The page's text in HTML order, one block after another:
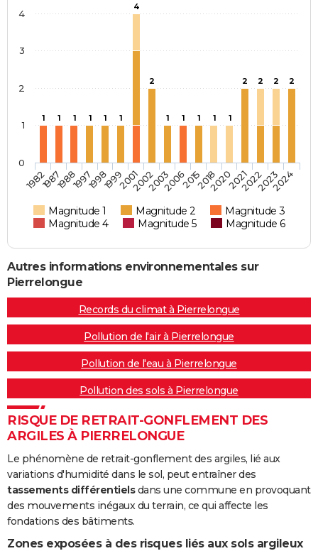
1 1 1 1 1 1
4
2
1 1 1 1 1
2 2 2 2
Magnitude 1 Magnitude 2
Magnitude 3
Magnitude 4
Magnitude 5 Magnitude 6
19821987198819971998199920012002200320062015201820202021202220232024
0
1
2
3
4
Autres informations environnementales sur
Pierrelongue
Records du climat à Pierrelongue
Pollution de l'air à Pierrelongue
Pollution de l'eau à Pierrelongue
Pollution des sols à Pierrelongue
RISQUE DE RETRAIT-GONFLEMENT DES
ARGILES À PIERRELONGUE
Le phénomène de retrait-gonflement des argiles, lié aux
variations d'humidité dans le sol, peut entraîner des
tassements différentielsdans une commune en provoquant
des mouvements inégaux du terrain, ce qui affecte les
fondations des bâtiments.
Zones exposées à des risques liés aux sols argileux